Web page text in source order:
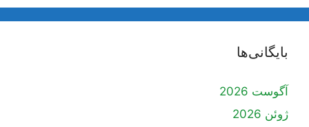
بایگانی‌ها
آگوست 2026
ژوئن 2026